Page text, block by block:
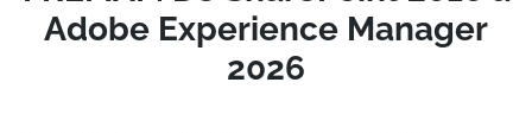
Adobe Experience Manager
2026